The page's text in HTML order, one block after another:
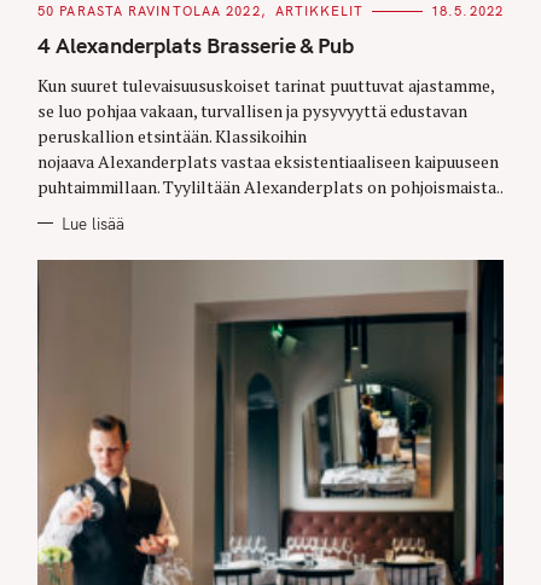
C
T
E
O
R
I
S
50 PARASTA RAVINTOLAA 2022 ARTIKKELIT 18.5.2022
4 Alexanderplats Brasserie & Pub
Kun suuret tulevaisuususkoiset tarinat puuttuvat ajastamme,
se luo pohjaa vakaan, turvallisen ja pysyvyyttä edustavan
peruskallion etsintään. Klassikoihin
nojaava Alexanderplats vastaa eksistentiaaliseen kaipuuseen
puhtaimmillaan. Tyyliltään Alexanderplats on pohjoismaista..
Lue lisää